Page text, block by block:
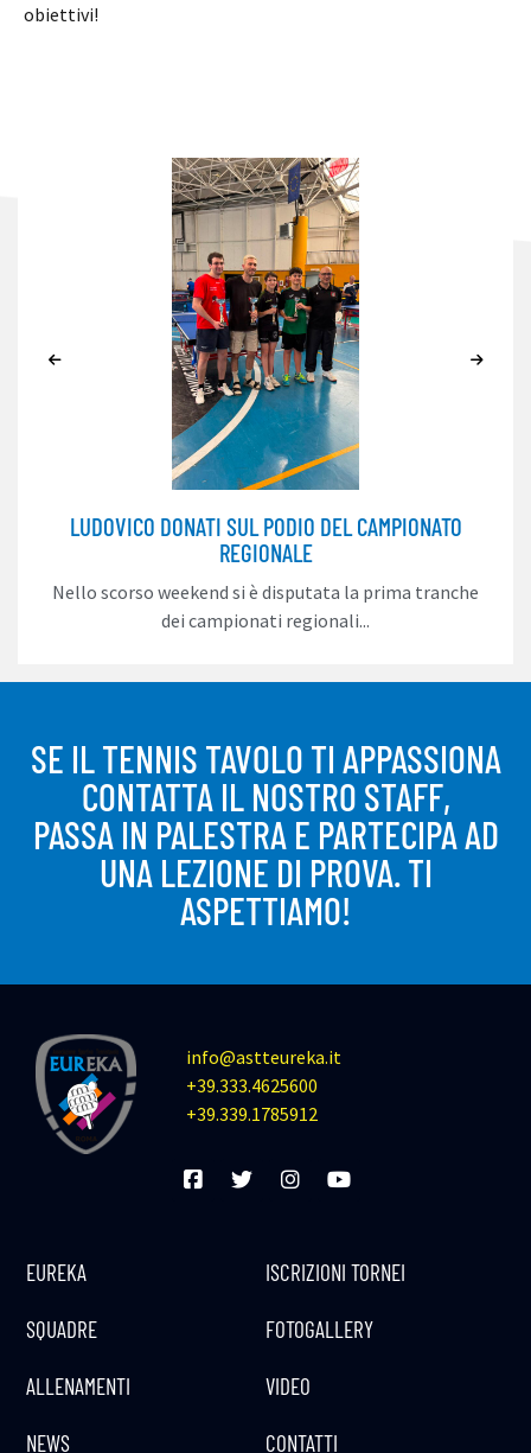
obiettivi!
LUDOVICO DONATI SUL PODIO DEL CAMPIONATO
REGIONALE
Nello scorso weekend si è disputata la prima tranche
dei campionati regionali...
SE IL TENNIS TAVOLO TI APPASSIONA
CONTATTA IL NOSTRO STAFF,
PASSA IN PALESTRA E PARTECIPA AD
UNA LEZIONE DI PROVA. TI
ASPETTIAMO!
info@astteureka.it
+39.333.4625600
+39.339.1785912
EUREKA
SQUADRE
ALLENAMENTI
NEWS
ISCRIZIONI TORNEI
FOTOGALLERY
VIDEO
CONTATTI